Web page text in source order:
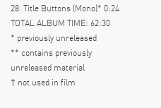
28. Title Buttons (Mono)* 0:24
TOTAL ALBUM TIME: 62:30
* previously unreleased
** contains previously
unreleased material
† not used in film